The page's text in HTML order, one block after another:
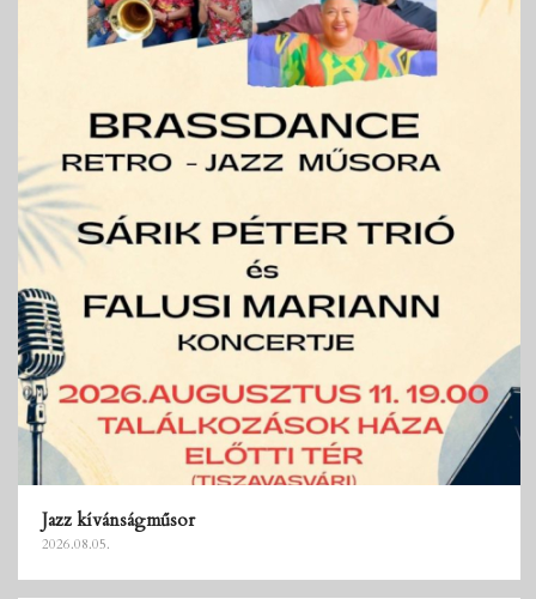
Jazz kívánságműsor
2026.08.05.